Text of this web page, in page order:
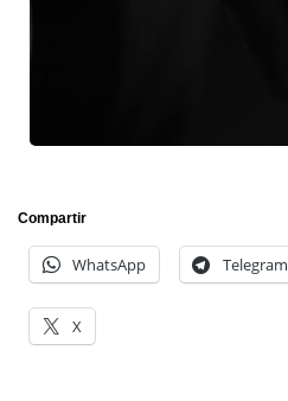
Compartir
WhatsApp Telegram
X